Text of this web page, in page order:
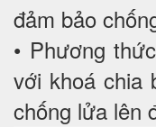
đảm bảo
• Phương
với khoá chia
chống lửa lên